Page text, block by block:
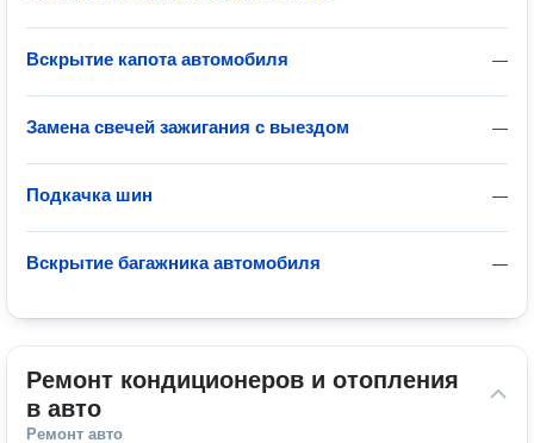
—
Вскрытие капота автомобиля
—
Замена свечей зажигания с выездом
—
Подкачка шин
—
Вскрытие багажника автомобиля
Ремонт кондиционеров и отопления
в авто
Ремонт авто